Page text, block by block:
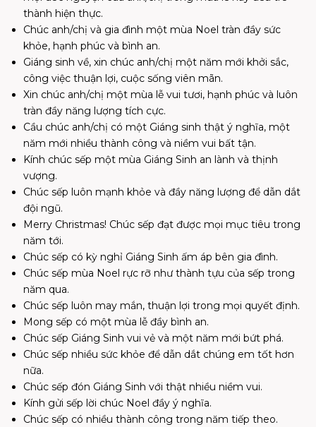
thành hiện thực.
Chúc anh/chị và gia đình một mùa Noel tràn đầy sức
khỏe, hạnh phúc và bình an.
Giáng sinh về, xin chúc anh/chị một năm mới khởi sắc,
công việc thuận lợi, cuộc sống viên mãn.
Xin chúc anh/chị một mùa lễ vui tươi, hạnh phúc và luôn
tràn đầy năng lượng tích cực.
Cầu chúc anh/chị có một Giáng sinh thật ý nghĩa, một
năm mới nhiều thành công và niềm vui bất tận.
Kính chúc sếp một mùa Giáng Sinh an lành và thịnh
vượng.
Chúc sếp luôn mạnh khỏe và đầy năng lượng để dẫn dắt
đội ngũ.
Merry Christmas! Chúc sếp đạt được mọi mục tiêu trong
năm tới.
Chúc sếp có kỳ nghỉ Giáng Sinh ấm áp bên gia đình.
Chúc sếp mùa Noel rực rỡ như thành tựu của sếp trong
năm qua.
Chúc sếp luôn may mắn, thuận lợi trong mọi quyết định.
Mong sếp có một mùa lễ đầy bình an.
Chúc sếp Giáng Sinh vui vẻ và một năm mới bứt phá.
Chúc sếp nhiều sức khỏe để dẫn dắt chúng em tốt hơn
nữa.
Chúc sếp đón Giáng Sinh với thật nhiều niềm vui.
Kính gửi sếp lời chúc Noel đầy ý nghĩa.
Chúc sếp có nhiều thành công trong năm tiếp theo.